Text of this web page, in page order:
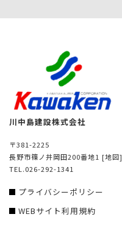
川中島建設株式会社
〒381-2225
長野市篠ノ井岡田200番地1 [地図]
TEL.026-292-1341
プライバシーポリシー
WEBサイト利用規約